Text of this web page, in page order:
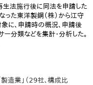
生法施行後に同法を申請した
た東洋製鋼（株）から江守
象に、申請時の概況、申請後
分類などを集計・分析した。
造業」（29社、構成比